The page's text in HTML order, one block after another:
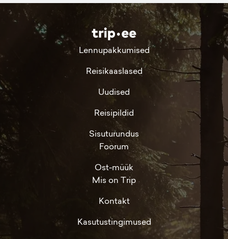
Lennupakkumised
Reisikaaslased
Uudised
Reisipildid
Sisuturundus
Foorum
Ost-müük
Mis on Trip
Kontakt
Kasutustingimused